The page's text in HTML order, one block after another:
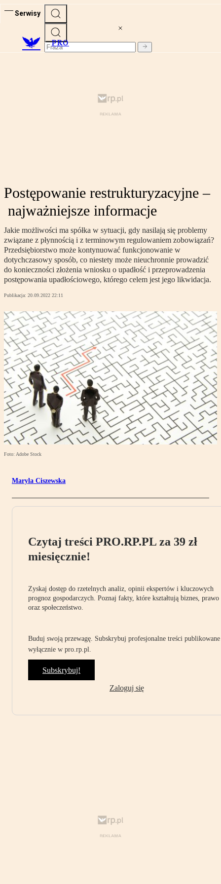
Serwisy
PRO
Postępowanie restrukturyzacyjne –
najważniejsze informacje
Jakie możliwości ma spółka w sytuacji, gdy nasilają się problemy
związane z płynnością i z terminowym regulowaniem zobowiązań?
Przedsiębiorstwo może kontynuować funkcjonowanie w
dotychczasowy sposób, co niestety może nieuchronnie prowadzić
do konieczności złożenia wniosku o upadłość i przeprowadzenia
postępowania upadłościowego, którego celem jest jego likwidacja.
Publikacja: 20.09.2022 22:11
Foto: Adobe Stock
Maryla Ciszewska
Czytaj treści PRO.RP.PL za 39 zł
miesięcznie!
Zyskaj dostęp do rzetelnych analiz, opinii ekspertów i kluczowych
prognoz gospodarczych. Poznaj fakty, które kształtują biznes, prawo
oraz społeczeństwo.
Buduj swoją przewagę. Subskrybuj profesjonalne treści publikowane
wyłącznie w pro.rp.pl.
Subskrybuj!
Zaloguj się